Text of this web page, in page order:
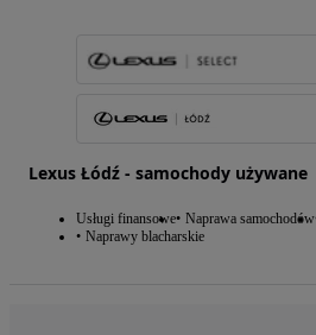
Lexus Łódź - samochody używane
Usługi finansowe Naprawa samochodów
Naprawy blacharskie